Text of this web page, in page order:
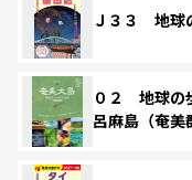
Ｊ３３ 地球
０２ 地球
呂麻島（奄